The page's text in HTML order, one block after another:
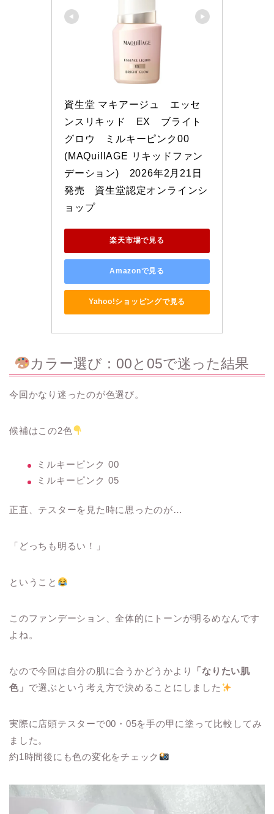
資生堂 マキアージュ　エッセ
ンスリキッド　EX　ブライト
グロウ　ミルキーピンク00
(MAQuillAGE リキッドファン
デーション)　2026年2月21日
発売　資生堂認定オンラインシ
ョップ
楽天市場で見る
Amazonで見る
Yahoo!ショッピングで見る
カラー選び：00と05で迷った結果
今回かなり迷ったのが色選び。
候補はこの2色
ミルキーピンク 00
ミルキーピンク 05
正直、テスターを見た時に思ったのが…
「どっちも明るい！」
ということ
このファンデーション、全体的にトーンが明るめなんです
よね。
なので今回は自分の肌に合うかどうかより
「なりたい肌
色」 で選ぶという考え方で決めることにしました
実際に店頭テスターで00・05を手の甲に塗って比較してみ
ました。
約1時間後にも色の変化をチェック